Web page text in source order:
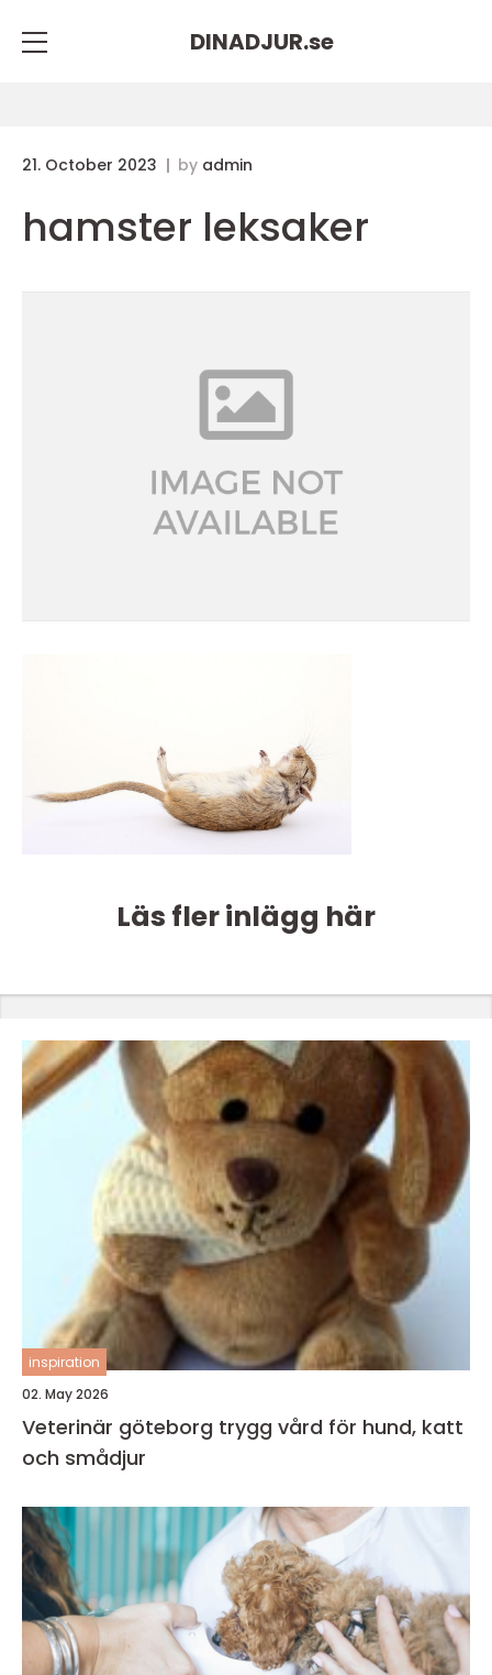
DINADJUR.se
21. October 2023 by admin
hamster leksaker
Läs fler inlägg här
inspiration
02. May 2026
Veterinär göteborg trygg vård för hund, katt
och smådjur